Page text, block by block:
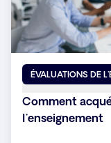
ÉVALUATIONS DE
Comment
l'enseignement